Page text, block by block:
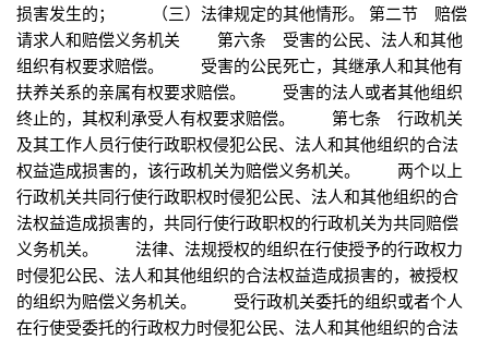
损害发生的； （三）法律规定的其他情形。 第二节 赔偿
请求人和赔偿义务机关 第六条 受害的公民、法人和其他
组织有权要求赔偿。 受害的公民死亡，其继承人和其他有
扶养关系的亲属有权要求赔偿。 受害的法人或者其他组织
终止的，其权利承受人有权要求赔偿。 第七条 行政机关
及其工作人员行使行政职权侵犯公民、法人和其他组织的合法
权益造成损害的，该行政机关为赔偿义务机关。 两个以上
行政机关共同行使行政职权时侵犯公民、法人和其他组织的合
法权益造成损害的，共同行使行政职权的行政机关为共同赔偿
义务机关。 法律、法规授权的组织在行使授予的行政权力
时侵犯公民、法人和其他组织的合法权益造成损害的，被授权
的组织为赔偿义务机关。 受行政机关委托的组织或者个人
在行使受委托的行政权力时侵犯公民、法人和其他组织的合法